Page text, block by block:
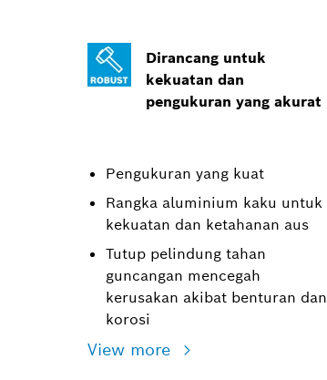
Dirancang untuk
kekuatan dan
pengukuran yang akurat
Pengukuran yang kuat
Rangka aluminium kaku untuk
kekuatan dan ketahanan aus
Tutup pelindung tahan
guncangan mencegah
kerusakan akibat benturan dan
korosi
View more